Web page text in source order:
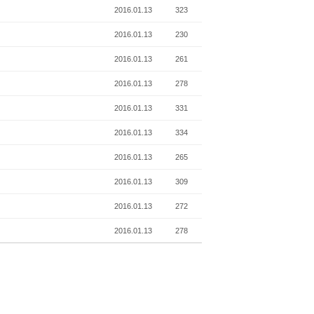
2016.01.13 323
2016.01.13 230
2016.01.13 261
2016.01.13 278
2016.01.13 331
2016.01.13 334
2016.01.13 265
2016.01.13 309
2016.01.13 272
2016.01.13 278